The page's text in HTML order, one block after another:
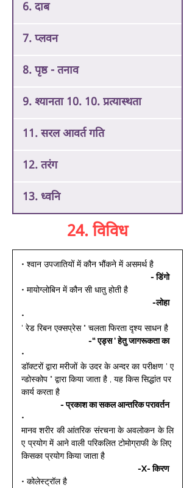
6. दाब
7. प्लवन
8. पृष्ठ - तनाव
9. श्यानता 10. 10. प्रत्यास्थता
11. सरल आवर्त गति
12. तरंग
13. ध्वनि
24. विविध
• श्वान उपजातियों में कौन भौंकने में असमर्थ है
- डिंगो
• मायोग्लोबिन में कौन सी धातु होती है
-लोहा
•
' रेड रिबन एक्सप्रेस " चलता फिरता दृश्य साधन है
-“ एड्स ' हेतु जागरूकता का
•
डॉक्टरों द्वारा मरीजों के उदर के अन्दर का परीक्षण ' ए
न्डोस्कोप " द्वारा किया जाता है , यह किस सिद्धांत पर
कार्य करता है
- प्रकाश का सकल आन्तरिक परावर्तन
•
मानव शरीर की आंतरिक संरचना के अवलोकन के लि
ए प्रयोग में आने वाली परिकलित टोमोग्राफी के लिए
किसका प्रयोग किया जाता है
-X- किरण
• कोलेस्ट्रॉल है